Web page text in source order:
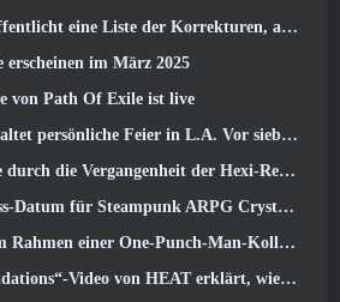
der Korrekturen, an denen nach dem Start von Mirage gearbeitet wird
erscheinen im März 2025
von Path Of Exile ist live
Feier in L.A. Vor sieben Todsünden: Origin-Start
der Hexi-Region beginnt dort, wo heute Winde aufeinander treffen
für Steampunk ARPG Crystalfall bekannt gegeben
One-Punch-Man-Kollaborationsveranstaltung zu MapleStory
von HEAT erklärt, wie Agenten und Panzer zusammenarbeiten